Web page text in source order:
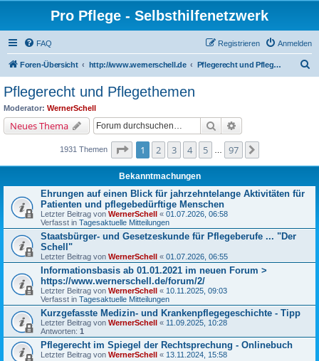
Pro Pflege - Selbsthilfenetzwerk
FAQ Anmelden
Registrieren
Foren-Übersicht http://www.wernerschell.de Pflegerecht und Pflegethemen
Pflegerecht und Pflegethemen
Moderator: WernerSchell
Neues Thema Suche
1931 Themen Seite von
1 2 3 4 5 97
Bekanntmachungen
Ehrungen auf einen Blick für jahrzehntelange Aktivitäten für
Patienten und pflegebedürftige Menschen
Letzter Beitrag von WernerSchell « 01.07.2026, 06:58
Verfasst in Tagesaktuelle Mitteilungen
Staatsbürger- und Gesetzeskunde für Pflegeberufe ... "Der
Schell"
Letzter Beitrag von WernerSchell « 01.07.2026, 06:55
Informationsbasis ab 01.01.2021 im neuen Forum >
https://www.wernerschell.de/forum/2/
Letzter Beitrag von WernerSchell « 10.11.2025, 09:03
Verfasst in Tagesaktuelle Mitteilungen
Kurzgefasste Medizin- und Krankenpflegegeschichte - Tipp
Letzter Beitrag von WernerSchell « 11.09.2025, 10:28
Antworten: 1
Pflegerecht im Spiegel der Rechtsprechung - Onlinebuch
Letzter Beitrag von WernerSchell « 13.11.2024, 15:58